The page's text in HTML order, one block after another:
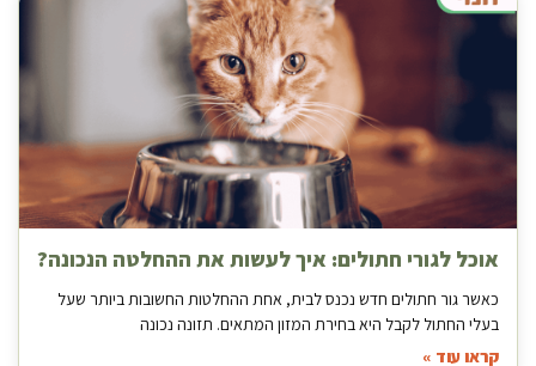
אוכל לגורי חתולים: איך לעשות את ההחלטה הנכונה?
כאשר גור חתולים חדש נכנס לבית, אחת ההחלטות החשובות ביותר שעל
בעלי החתול לקבל היא בחירת המזון המתאים. תזונה נכונה
קראו עוד »